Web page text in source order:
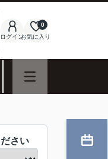
ログインお気に入り
0
さい